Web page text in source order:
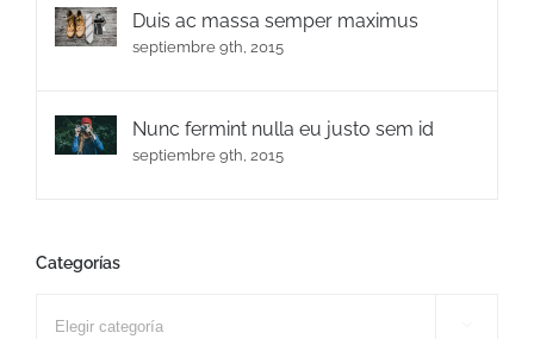
Duis ac massa semper maximus
septiembre 9th, 2015
Nunc fermint nulla eu justo sem id
septiembre 9th, 2015
Categorías